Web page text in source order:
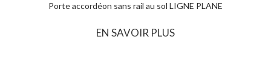
Porte accordéon sans rail au sol LIGNE PLANE
EN SAVOIR PLUS